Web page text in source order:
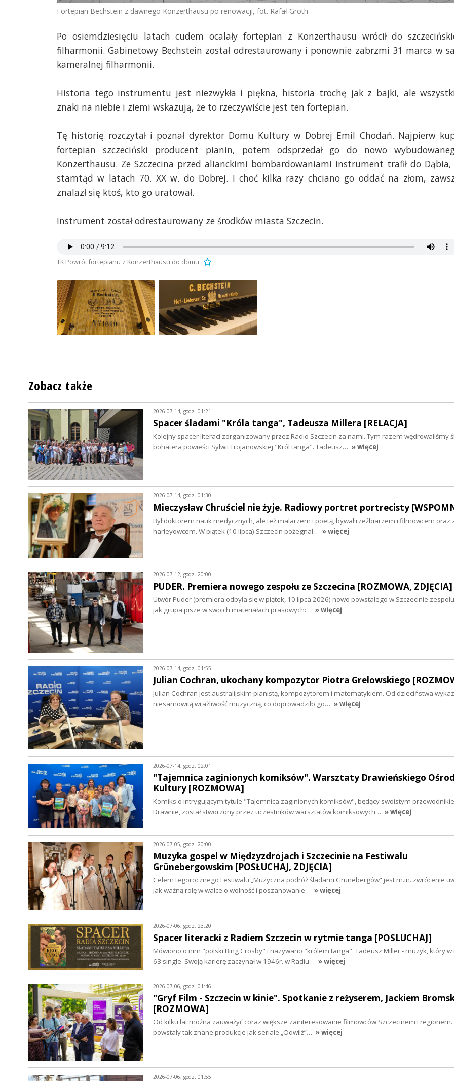
Fortepian Bechstein z dawnego Konzerthausu po renowacji, fot. Rafał Groth
Po osiemdziesięciu latach cudem ocalały fortepian z Konzerthausu wrócił do
filharmonii. Gabinetowy Bechstein został odrestaurowany i ponownie zabrzmi 31 marca w
kameralnej filharmonii.
Historia tego instrumentu jest niezwykła i piękna, historia trochę jak z bajki, ale
znaki na niebie i ziemi wskazują, że to rzeczywiście jest ten fortepian.
Tę historię rozczytał i poznał dyrektor Domu Kultury w Dobrej Emil Chodań. Najpierw
fortepian szczeciński producent pianin, potem odsprzedał go do nowo
Konzerthausu. Ze Szczecina przed alianckimi bombardowaniami instrument trafił do
stamtąd w latach 70. XX w. do Dobrej. I choć kilka razy chciano go oddać na złom,
znalazł się ktoś, kto go uratował.
Instrument został odrestaurowany ze środków miasta Szczecin.
TK Powrót fortepianu z Konzerthausu do domu
Zobacz także
2026-07-14, godz. 01:21
Spacer śladami "Króla tanga", Tadeusza Millera [RELACJA]
Kolejny spacer literaci zorganizowany przez Radio Szczecin za nami. Tym razem wędrowaliśmy
bohatera powieści Sylwii Trojanowskiej "Król tanga". Tadeusz… » więcej
2026-07-14, godz. 01:30
Mieczysław Chruściel nie żyje. Radiowy portret portrecisty
Był doktorem nauk medycznych, ale też malarzem i poetą, bywał rzeźbiarzem i filmowcem oraz
harleyowcem. W piątek (10 lipca) Szczecin pożegnał… » więcej
2026-07-12, godz. 20:00
PUDER. Premiera nowego zespołu ze Szczecina [ROZMOWA, ZDJĘCIA]
Utwór Puder (premiera odbyła się w piątek, 10 lipca 2026) nowo powstałego w Szczecinie
jak grupa pisze w swoich materiałach prasowych:… » więcej
2026-07-14, godz. 01:55
Julian Cochran, ukochany kompozytor Piotra Grelowskiego
Julian Cochran jest australijskim pianistą, kompozytorem i matematykiem. Od dzieciństwa
niesamowitą wrażliwość muzyczną, co doprowadziło go… » więcej
2026-07-14, godz. 02:01
"Tajemnica zaginionych komiksów". Warsztaty Drawieńskiego
Kultury [ROZMOWA]
Komiks o intrygującym tytule "Tajemnica zaginionych komiksów", będący swoistym
Drawnie, został stworzony przez uczestników warsztatów komiksowych… » więcej
2026-07-05, godz. 20:00
Muzyka gospel w Międzyzdrojach i Szczecinie na Festiwalu
Grünebergowskim [POSŁUCHAJ, ZDJĘCIA]
Celem tegorocznego Festiwalu „Muzyczna podróż śladami Grünebergów” jest m.in. zwrócenie
jak ważną rolę w walce o wolność i poszanowanie… » więcej
2026-07-06, godz. 23:20
Spacer literacki z Radiem Szczecin w rytmie tanga [POSLUCHAJ]
Mówiono o nim "polski Bing Crosby" i nazywano "królem tanga". Tadeusz Miller - muzyk, który w
63 single. Swoją karierę zaczynał w 1946r. w Radiu… » więcej
2026-07-06, godz. 01:46
"Gryf Film - Szczecin w kinie". Spotkanie z reżyserem, Jackiem
[ROZMOWA]
Od kilku lat można zauważyć coraz większe zainteresowanie filmowców Szczecinem i
powstały tak znane produkcje jak seriale „Odwilż”… » więcej
2026-07-06, godz. 01:55